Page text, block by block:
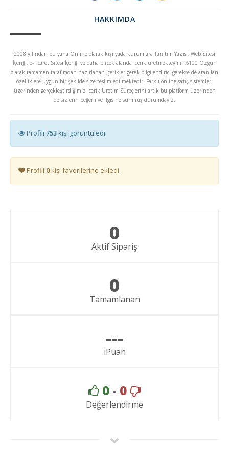
HAKKIMDA
2008 yılından bu yana Online olarak kişi yada kurumlara Tanıtım Yazısı, Web Sitesi
İçeriği, e-Ticaret Sitesi İçeriği ve daha birçok alanda içerik üretmekteyim. %100 Özgün
olarak tamamen tarafımdan hazırlanan içerikler gerek bilgilendirici gerekse de aranılan
özelliklere uygun bir şekilde size teslim edilmektedir. Farklı online satış sistemleri
üzerinden gerçekleştirdiğimiz İçerik Üretim Süreçlerini artık bu platform üzerinden
de sizlerin beğeni ve ilgisine sunmuş durumdayız.
Profili 753kişi görüntüledi.
Profili 0kişi favorilerine ekledi.
0
Aktif Sipariş
0
Tamamlanan
---
iPuan
0 - 0
Değerlendirme